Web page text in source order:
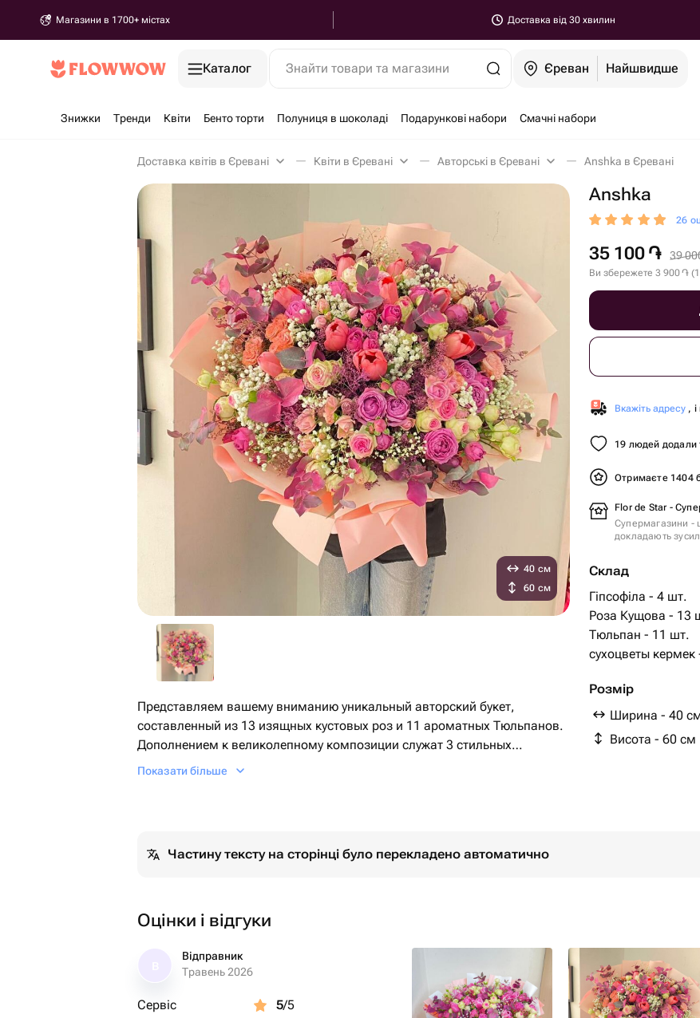
Магазини в 1700+ містах Доставка від 30 хвилин
Каталог Знайти товари та магазини Єреван Найшвидше
Знижки Тренди Квіти Бенто торти Полуниця в шоколаді Подарункові набори Смачні набори
Доставка квітів в Єревані Квіти в Єревані Авторські в Єревані Anshka в Єревані
Anshka
26
35 100 ֏ 39
Ви збережете 3 900֏ (
Вкажіть адресу ,
19 людей додали
Отримаєте 1404
Flor de Star -
Супермагазини -
докладають
Склад
Гіпсофіла - 4 шт.
Роза Кущова - 13
Тюльпан - 11 шт.
сухоцветы
Розмір
Ширина - 40
Висота - 60 см
40 см
60 см
Представляем вашему вниманию уникальный авторский букет,
составленный из 13 изящных кустовых роз и 11 ароматных Тюльпанов.
Дополнением к великолепному композиции служат 3 стильных
сухоцвета, придающие букету неповторимую индивидуальность. Этот
Показати більше
Частину тексту на сторінці було перекладено автоматично
Оцінки і відгуки
Відправник
Травень 2026
Сервіс 5/5